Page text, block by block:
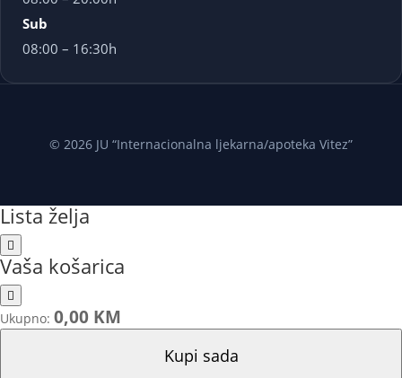
Sub
08:00 – 16:30h
© 2026 JU “Internacionalna ljekarna/apoteka Vitez”
Lista želja
Vaša košarica
Ukupno: 0,00 KM
Kupi sada